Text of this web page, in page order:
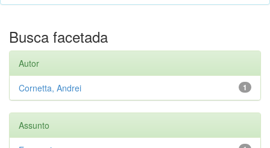
Busca facetada
Autor
1
Cornetta, Andrei
Assunto